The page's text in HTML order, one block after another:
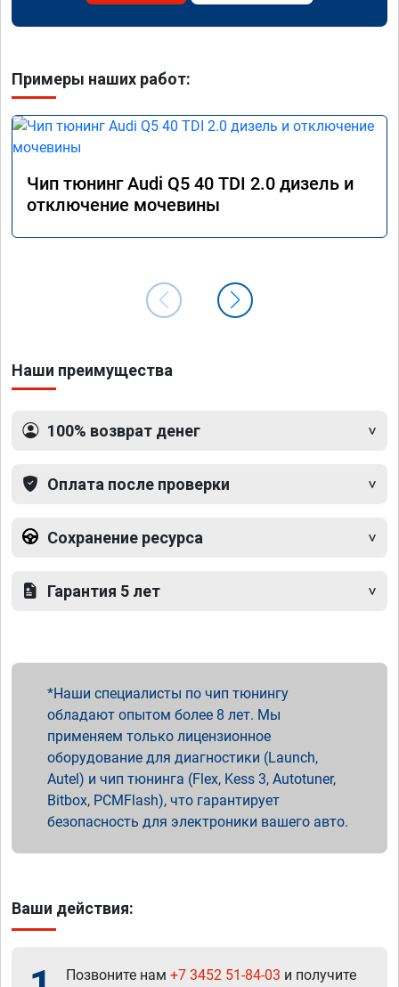
Примеры наших работ:
Чип тюнинг Audi Q5 40 TDI 2.0 дизель и
отключение мочевины
Наши преимущества
100% возврат денег
Оплата после проверки
Сохранение ресурса
Гарантия 5 лет
Наши специалисты по чип тюнингу
обладают опытом более 8 лет. Мы
применяем только лицензионное
оборудование для диагностики (Launch,
Autel) и чип тюнинга (Flex, Kess 3, Autotuner,
Bitbox, PCMFlash), что гарантирует
безопасность для электроники вашего авто.
Ваши действия:
Позвоните нам +7 3452 51-84-03 и получите